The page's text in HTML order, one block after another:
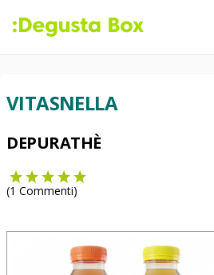
VITASNELLA
DEPURATHÈ
(1 Commenti)